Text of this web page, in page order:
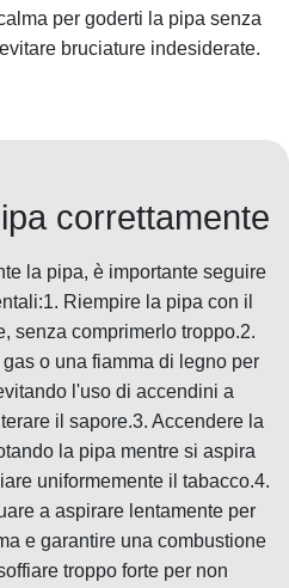
per goderti la pipa senza
bruciature indesiderate.
correttamente
la pipa, è importante seguire
Riempire la pipa con il
senza comprimerlo troppo.2.
o una fiamma di legno per
l'uso di accendini a
il sapore.3. Accendere la
la pipa mentre si aspira
uniformemente il tabacco.4.
a aspirare lentamente per
e garantire una combustione
troppo forte per non